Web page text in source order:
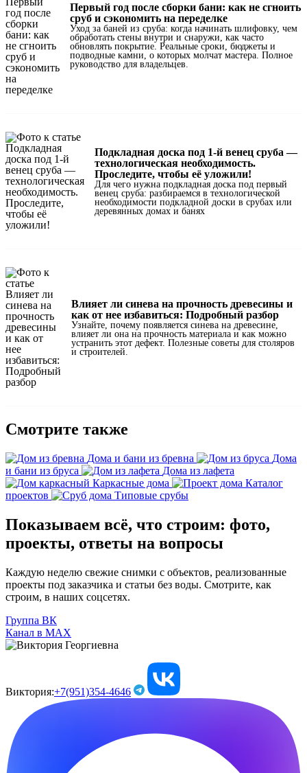
Первый год после сборки бани: как не сгноить
сруб и сэкономить на переделке
Уход за баней из сруба: когда начинать шлифовку, чем
обработать стены внутри и снаружи, как часто
обновлять покрытие. Реальные сроки, бюджеты и
подводные камни, о которых молчат мастера. Полное
руководство для владельцев.
Подкладная доска под 1-й венец сруба —
технологическая необходимость.
Проследите, чтобы её уложили!
Для чего нужна подкладная доска под первый
венец сруба: разбираемся в технологической
необходимости подкладной доски в срубах или
деревянных домах и банях
Влияет ли синева на прочность древесины и
как от нее избавиться: Подробный разбор
Узнайте, почему появляется синева на древесине,
влияет ли она на прочность материала и как можно
устранить этот дефект. Полезные советы для столяров
и строителей.
Смотрите также
Дома и бани из бревна
Дома
и бани из бруса
Дома из лафета
Каркасные дома
Каталог
проектов
Типовые срубы
Показываем всё, что строим: фото,
проекты, ответы на вопросы
Каждую неделю свежие снимки с объектов, реализованные
проекты под заказчика и статьи без воды. Смотрите, как
строим, в наших соцсетях.
Группа ВК
Канал в МАХ
Виктория:+7(951)354-4646